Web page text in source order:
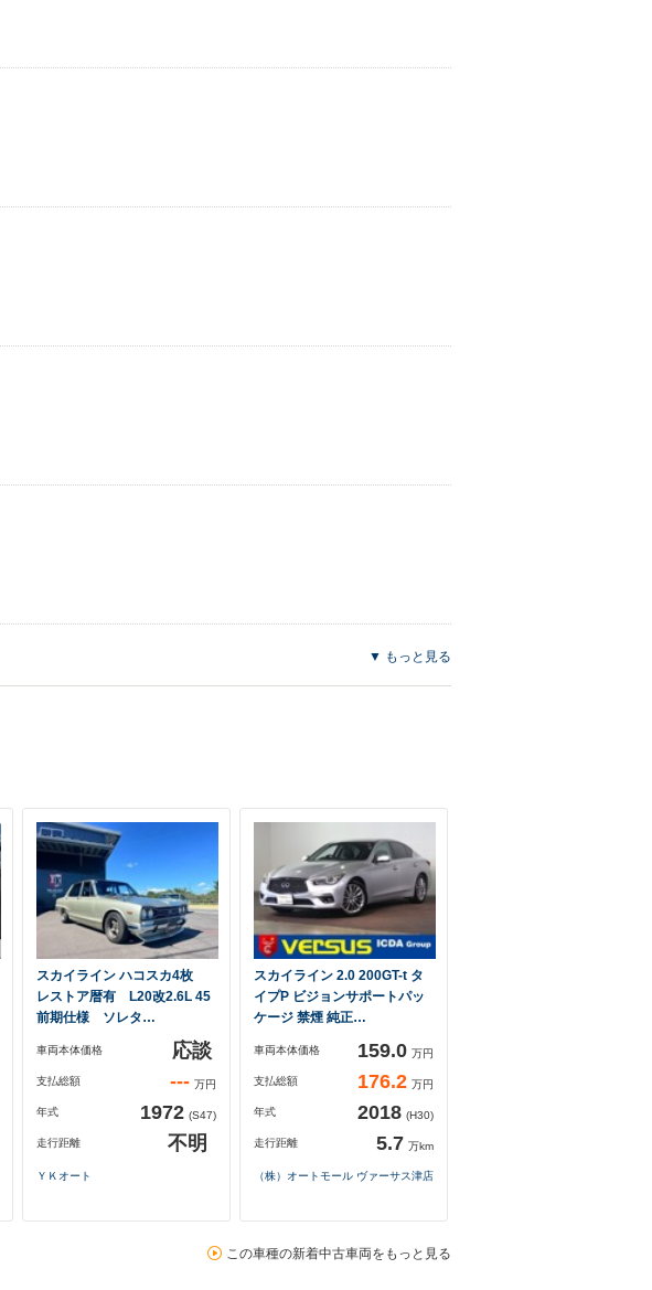
▼ もっと見る
スカイライン ハコスカ4枚
レストア暦有 L20改2.6L 45
前期仕様 ソレタ…
車両本体価格 応談
支払総額 --- 万円
年式 1972 (S47)
走行距離 不明
ＹＫオート
スカイライン 2.0 200GT-t タ
イプP ビジョンサポートパッ
ケージ 禁煙 純正…
車両本体価格 159.0 万円
支払総額 176.2 万円
年式 2018 (H30)
走行距離 5.7 万km
（株）オートモール ヴァーサス津店
この車種の新着中古車両をもっと見る